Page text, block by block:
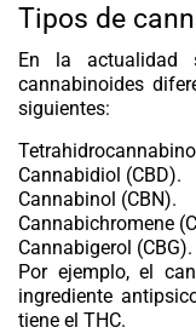
Tipos de
En la
cannabinoides
siguientes:
Cannabidiol (CBD).
Cannabinol (CBN).
Cannabichromene (
Cannabigerol (CBG).
Por ejemplo, el
ingrediente
tiene el THC.